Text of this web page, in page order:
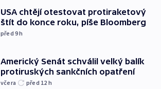
USA chtějí otestovat protiraketový
štít do konce roku, píše Bloomberg
před 9h
Americký Senát schválil velký balík
protiruských sankčních opatření
včera před 12 h